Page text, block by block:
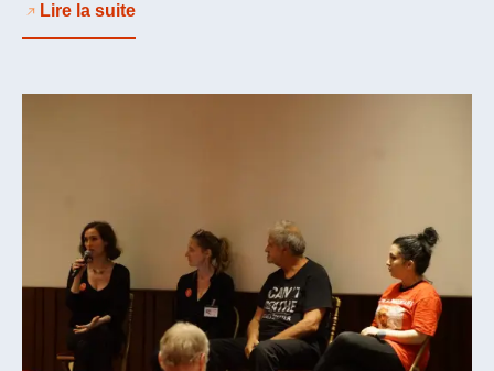
Lire la suite